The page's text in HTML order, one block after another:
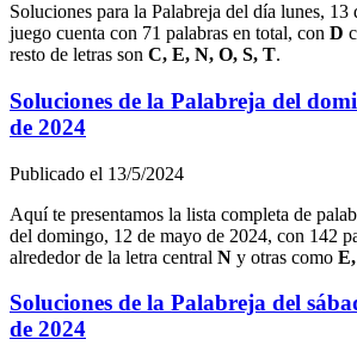
Soluciones para la Palabreja del día lunes, 13
juego cuenta con 71 palabras en total, con D
resto de letras son C, E, N, O, S, T.
Soluciones de la Palabreja del
de 2024
Publicado el 13/5/2024
Aquí te presentamos la lista completa de
del domingo, 12 de mayo de 2024, con 142
alrededor de la letra central N y otras como
Soluciones de la Palabreja del
de 2024